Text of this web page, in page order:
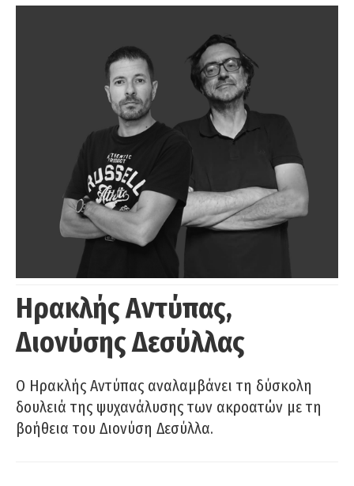
Ηρακλής Αντύπας,
Διονύσης Δεσύλλας
Ο Ηρακλής Αντύπας αναλαμβάνει τη δύσκολη
δουλειά της ψυχανάλυσης των ακροατών με τη
βοήθεια του Διονύση Δεσύλλα.